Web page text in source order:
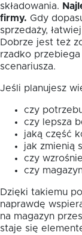
składowania.
firmy. Gdy
sprzedaży,
Dobrze jest też
rzadko
scenariusza.
Jeśli planujesz
czy
czy lepsza
jaką część
jak zmienią
czy
czy
Dzięki takiemu
naprawdę
na magazyn
staje się